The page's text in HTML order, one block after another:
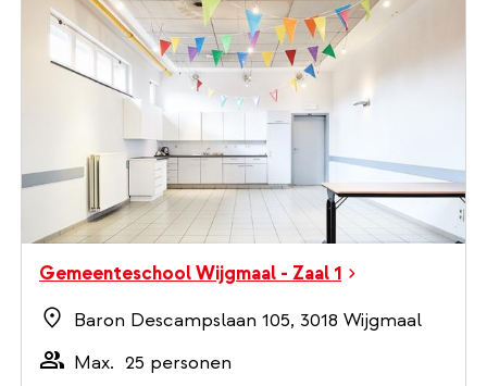
Gemeenteschool Wijgmaal - Zaal 1
Baron Descampslaan 105, 3018 Wijgmaal
Max. 25 personen